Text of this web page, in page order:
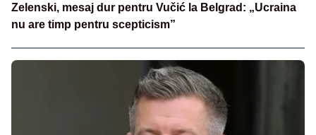
Zelenski, mesaj dur pentru Vučić la Belgrad: „Ucraina
nu are timp pentru scepticism”